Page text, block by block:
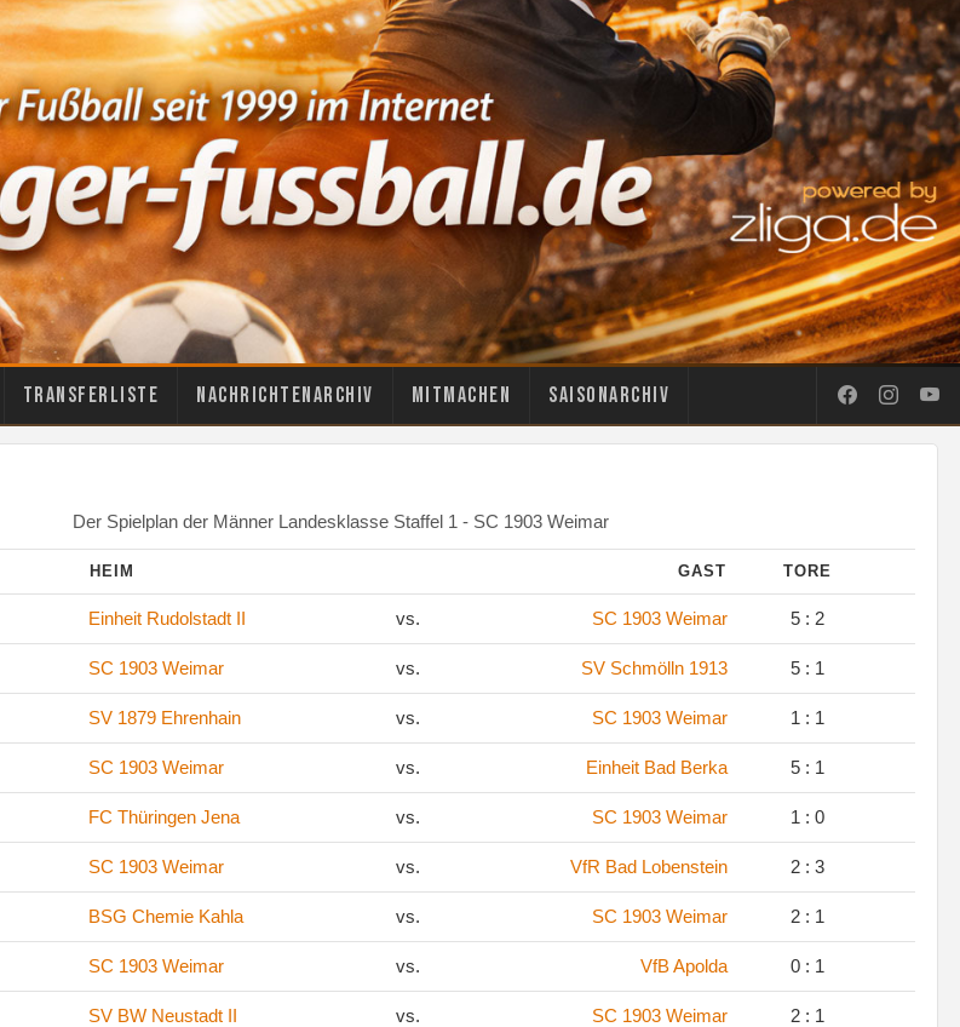
Transferliste Nachrichtenarchiv Mitmachen Saisonarchiv
Der Spielplan der Männer Landesklasse Staffel 1 - SC 1903 Weimar
HEIM GAST TORE
Einheit Rudolstadt II vs. SC 1903 Weimar 5 : 2
SC 1903 Weimar vs. SV Schmölln 1913 5 : 1
SV 1879 Ehrenhain vs. SC 1903 Weimar 1 : 1
SC 1903 Weimar vs. Einheit Bad Berka 5 : 1
FC Thüringen Jena vs. SC 1903 Weimar 1 : 0
SC 1903 Weimar vs. VfR Bad Lobenstein 2 : 3
BSG Chemie Kahla vs. SC 1903 Weimar 2 : 1
SC 1903 Weimar vs. VfB Apolda 0 : 1
SV BW Neustadt II vs. SC 1903 Weimar 2 : 1